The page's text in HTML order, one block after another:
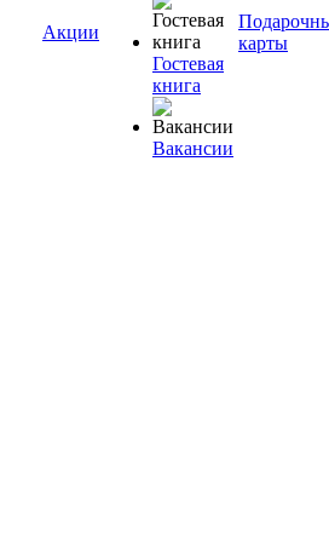
Акции
Гостевая
книга
Вакансии
карты